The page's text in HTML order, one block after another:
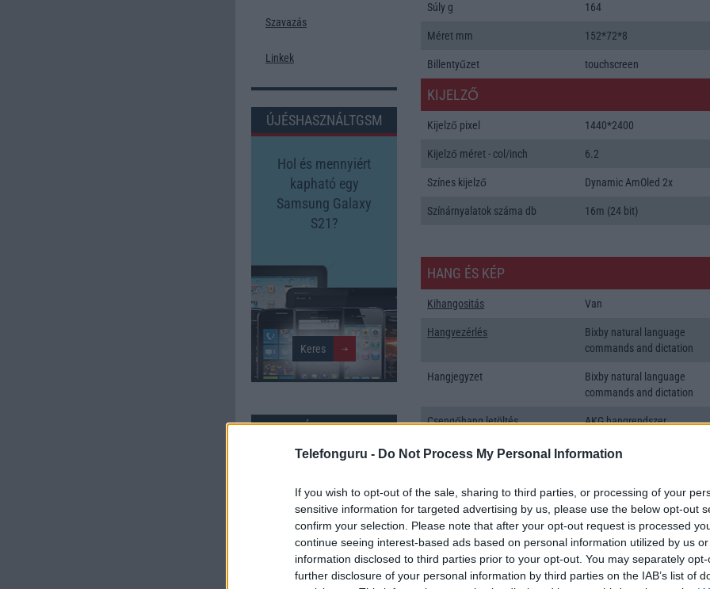
Telefonguru - Do Not Process My Personal Information
If you wish to opt-out of the sale, sharing to third parties, or processing of your
sensitive information for targeted advertising by us, please use the below opt-out
confirm your selection. Please note that after your opt-out request is processed
continue seeing interest-based ads based on personal information utilized by us
information disclosed to third parties prior to your opt-out. You may separately
further disclosure of your personal information by third parties on the IAB’s list of
Szavazás
Linkek
ÚJÉSHASZNÁLTGSM
Hol és mennyiért
kapható egy
Samsung Galaxy
S21?
SZAVAZÁS
Külső: 6.75
Tudás: 6.73
Minőség: 6.55
Értékelés: 6.68 | Szavazatok: 40
Súly g 164
Méret mm 152*72*8
Billentyűzet touchscreen
KIJELZŐ
Kijelző pixel 1440*2400
Kijelző méret - col/inch 6.2
Színes kijelző Dynamic AmOled 2x
Színárnyalatok száma db 16m (24 bit)
HANG ÉS KÉP
Kihangositás Van
Hangvezérlés
Bixby natural language
commands and dictation
Hangjegyzet
Bixby natural language
commands and dictation
Csengőhang letöltés AKG hangrendszer
Polifonia MIDI
Rádió Nincs
Max. kamera felbontás (több
kamera esetén)
64 Mpixel